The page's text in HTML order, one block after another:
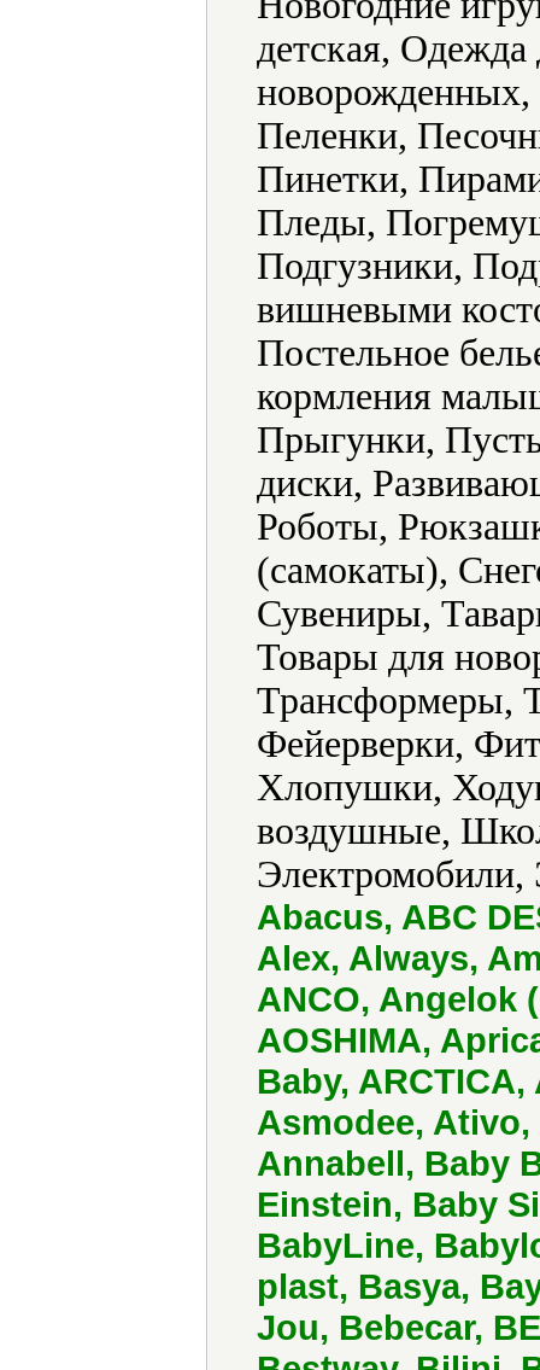
детская,
Пеленки,
Пинетки,
Пледы,
Подгузники,
вишневыми
Постельное
кормления
Прыгунки,
диски,
Роботы,
(самокаты),
Сувениры,
Товары для
Трансформеры,
Фейерверки,
Хлопушки,
воздушные,
Электромобили,
Abacus, ABC
Alex, Always,
ANCO, Angelok
AOSHIMA,
Baby,
Asmodee, Ativo,
Annabell, Baby
Einstein, Baby
BabyLine,
plast, Basya,
Jou, Bebecar,